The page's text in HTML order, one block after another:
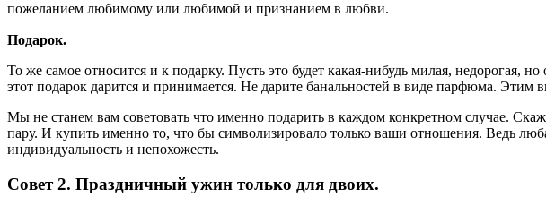
пожеланием любимому или любимой и признанием в любви.
Подарок.
То же самое относится и к подарку. Пусть это будет какая-нибудь милая, недорогая,
этот подарок дарится и принимается. Не дарите банальностей в виде парфюма. Этим
Мы не станем вам советовать что именно подарить в каждом конкретном случае.
пару. И купить именно то, что бы символизировало только ваши отношения. Ведь
индивидуальность и непохожесть.
Совет 2. Праздничный ужин только для двоих.